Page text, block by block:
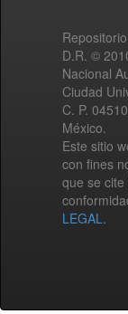
D.R. ©
Nacional
Ciudad
C. P.
México.
Este sitio
con fines
que se
LEGAL.